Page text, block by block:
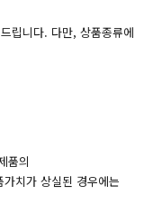
립니다. 다만, 상품종류에
품의
치가 상실된 경우에는